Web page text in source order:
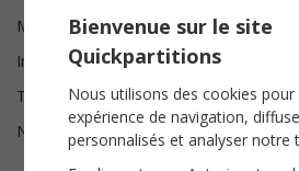
Musique
Enrico
Instrumentation
Tonalité
Sol
Nombre de pages
2
Bienvenue sur le site
Quickpartitions
Nous utilisons des cookies
expérience de navigation,
personnalisés et analyser notre